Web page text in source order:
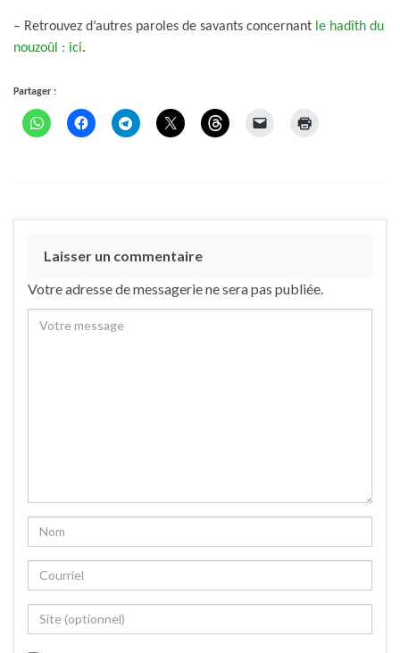
– Retrouvez d’autres paroles de savants concernant le hadîth du
nouzoûl : ici.
Partager :
Laisser un commentaire
Votre adresse de messagerie ne sera pas publiée.